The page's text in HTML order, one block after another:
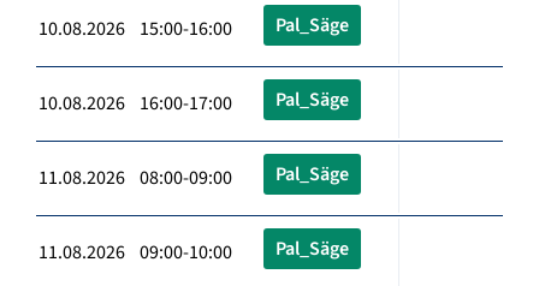
10.08.2026 15:00-16:00 Pal_Säge
10.08.2026 16:00-17:00 Pal_Säge
11.08.2026 08:00-09:00 Pal_Säge
11.08.2026 09:00-10:00 Pal_Säge